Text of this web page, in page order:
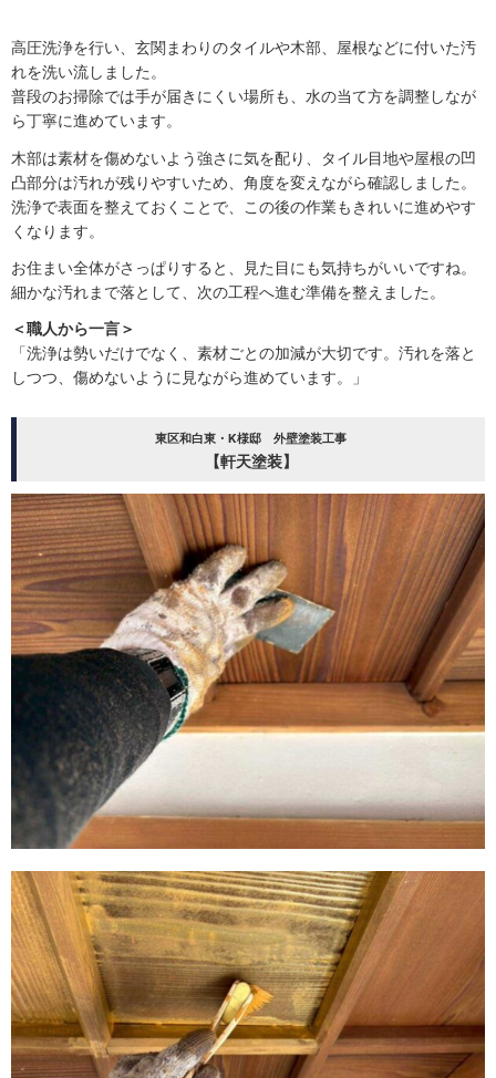
高圧洗浄を行い、玄関まわりのタイルや木部、屋根などに付いた汚
れを洗い流しました。
普段のお掃除では手が届きにくい場所も、水の当て方を調整しなが
ら丁寧に進めています。
木部は素材を傷めないよう強さに気を配り、タイル目地や屋根の凹
凸部分は汚れが残りやすいため、角度を変えながら確認しました。
洗浄で表面を整えておくことで、この後の作業もきれいに進めやす
くなります。
お住まい全体がさっぱりすると、見た目にも気持ちがいいですね。
細かな汚れまで落として、次の工程へ進む準備を整えました。
＜職人から一言＞
「洗浄は勢いだけでなく、素材ごとの加減が大切です。汚れを落と
しつつ、傷めないように見ながら進めています。」
東区和白東・K様邸 外壁塗装工事
【軒天塗装】